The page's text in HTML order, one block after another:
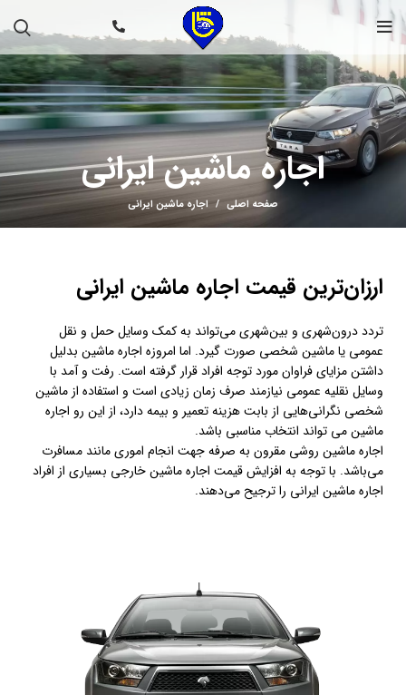
اجاره ماشین ایرانی
صفحه اصلی اجاره ماشین ایرانی
ارزان‌ترین قیمت اجاره ماشین ایرانی
تردد درون‌شهری و بین‌شهری می‌تواند به کمک وسایل حمل و نقل
عمومی یا ماشین شخصی صورت گیرد. اما امروزه اجاره ماشین بدلیل
داشتن مزایای فراوان مورد توجه افراد قرار گرفته است. رفت و آمد با
وسایل نقلیه عمومی نیازمند صرف زمان زیادی است و استفاده از ماشین
شخصی نگرانی‌هایی از بابت هزینه تعمیر و بیمه دارد، از این رو اجاره
ماشین می تواند انتخاب مناسبی باشد.
اجاره ماشین روشی مقرون به صرفه جهت انجام اموری مانند مسافرت
می‌باشد. با توجه به افزایش قیمت اجاره ماشین خارجی بسیاری از افراد
اجاره ماشین ایرانی را ترجیح می‌دهند.